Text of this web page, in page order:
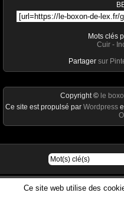
Mots clés
Cuir -
Partager sur
Ce site web utilise des
Copyright © le
Ce site est propulsé par Wordpress